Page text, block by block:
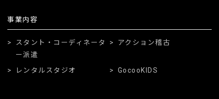
事業内容
スタント・コーディネータ
ー派遣
アクション稽古
レンタルスタジオ GocooKIDS